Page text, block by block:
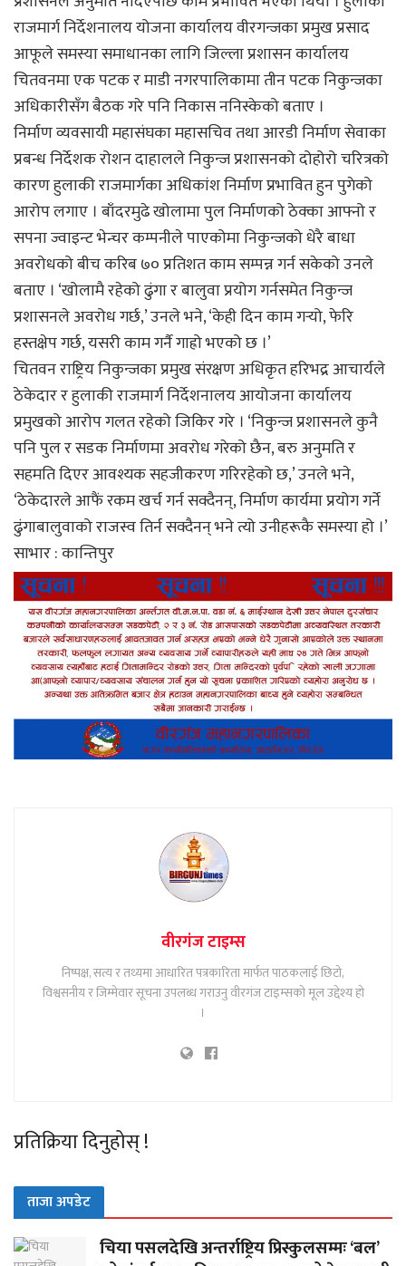
राजमार्ग निर्देशनालय योजना कार्यालय वीरगन्जका प्रमुख प्रसाद
आफूले समस्या समाधानका लागि जिल्ला प्रशासन कार्यालय
चितवनमा एक पटक र माडी नगरपालिकामा तीन पटक निकुन्जका
अधिकारीसँग बैठक गरे पनि निकास ननिस्केको बताए ।
निर्माण व्यवसायी महासंघका महासचिव तथा आरडी निर्माण सेवाका
प्रबन्ध निर्देशक रोशन दाहालले निकुन्ज प्रशासनको दोहोरो चरित्रको
कारण हुलाकी राजमार्गका अधिकांश निर्माण प्रभावित हुन पुगेको
आरोप लगाए । बाँदरमुढे खोलामा पुल निर्माणको ठेक्का आफ्नो र
सपना ज्वाइन्ट भेन्चर कम्पनीले पाएकोमा निकुन्जको धेरै बाधा
अवरोधको बीच करिब ७० प्रतिशत काम सम्पन्न गर्न सकेको उनले
बताए । ‘खोलामै रहेको ढुंगा र बालुवा प्रयोग गर्नसमेत निकुन्ज
प्रशासनले अवरोध गर्छ,’ उनले भने, ‘केही दिन काम गर्‍यो, फेरि
हस्तक्षेप गर्छ, यसरी काम गर्नै गाह्रो भएको छ ।’
चितवन राष्ट्रिय निकुन्जका प्रमुख संरक्षण अधिकृत हरिभद्र आचार्यले
ठेकेदार र हुलाकी राजमार्ग निर्देशनालय आयोजना कार्यालय
प्रमुखको आरोप गलत रहेको जिकिर गरे । ‘निकुन्ज प्रशासनले कुनै
पनि पुल र सडक निर्माणमा अवरोध गरेको छैन, बरु अनुमति र
सहमति दिएर आवश्यक सहजीकरण गरिरहेको छ,’ उनले भने,
‘ठेकेदारले आफैं रकम खर्च गर्न सक्दैनन्, निर्माण कार्यमा प्रयोग गर्ने
ढुंगाबालुवाको राजस्व तिर्न सक्दैनन् भने त्यो उनीहरूकै समस्या हो ।’
साभार : कान्तिपुर
वीरगंज टाइम्स
निष्पक्ष, सत्य र तथ्यमा आधारित पत्रकारिता मार्फत पाठकलाई छिटो,
विश्वसनीय र जिम्मेवार सूचना उपलब्ध गराउनु वीरगंज टाइम्सको मूल उद्देश्य हो
।
प्रतिक्रिया दिनुहोस् !
ताजा अपडेट
चिया पसलदेखि अन्तर्राष्ट्रिय प्रिस्कुलसम्मः ‘बल’